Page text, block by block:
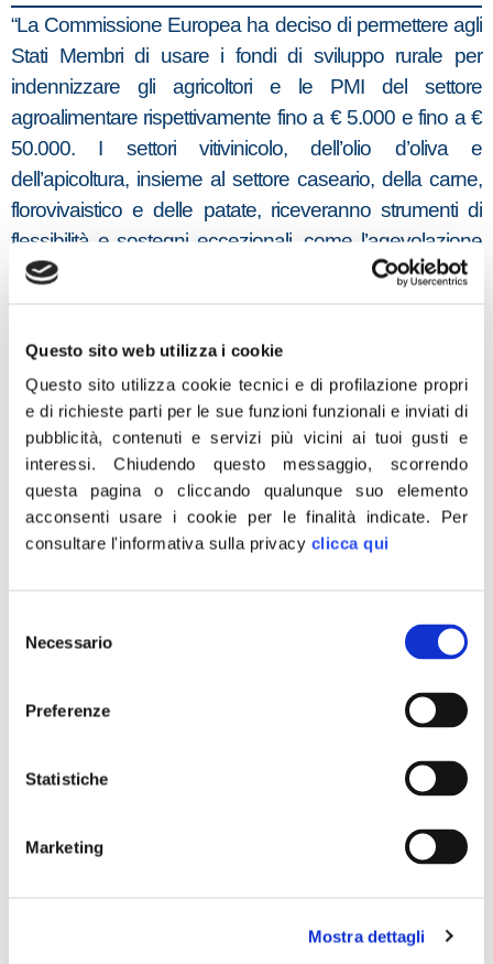
Questo sito web utilizza i cookie
Questo sito utilizza cookie tecnici e di profilazione propri
e di richieste parti per le sue funzioni funzionali e inviati di
pubblicità, contenuti e servizi più vicini ai tuoi gusti e
interessi.Chiudendo questo messaggio, scorrendo
questa pagina o cliccando qualunque suo elemento
acconsenti usare i cookie per le finalità indicate. Per
consultare l'informativa sulla privacy clicca qui
delNecessario
Preferenze
Statistiche
Marketing
Mostra dettagli
“La Commissione Europea ha deciso di permettere agli
Stati Membri di usare i fondi di sviluppo rurale per
indennizzare gli agricoltori e le PMI del settore
agroalimentare rispettivamente fino a € 5.000 e fino a €
50.000. I settori vitivinicolo, dell’olio d’oliva e
dell’apicoltura, insieme al settore caseario, della carne,
florovivaistico e delle patate, riceveranno strumenti di
flessibilità e sostegni eccezionali, come l’agevolazione
del processo di modifica dei programmi, il condono o la
settori del latte in polvere, formaggi e carni ovine e
caprine da un minimo di 2 mesi fino a 6 mesi”. Così in
una nota l’europarlamentare di Fratelli d’Italia Sergio
Berlato. “Le domande per partecipare al programma
apriranno il 7 maggio 2020. Tali misure includono anche
l’aumento degli importi per gli aiuti di Stato, i pagamenti
anticipati più elevati e la proroga dei termini per la
misura dell’1% delle dotazioni di ciascun Programma di
dovrebbero, quanto prima, includere la misura all’interno
dei loro Programmi di Sviluppo Rurale entro il 31
dicembre 2020. L’UE ha dovuto attendere una
pandemia per comprendere quanto questo settore sia
È evidente – conclude Berlato – che quanto fatto finora
prova. È necessario cambiare gli asset attuali e